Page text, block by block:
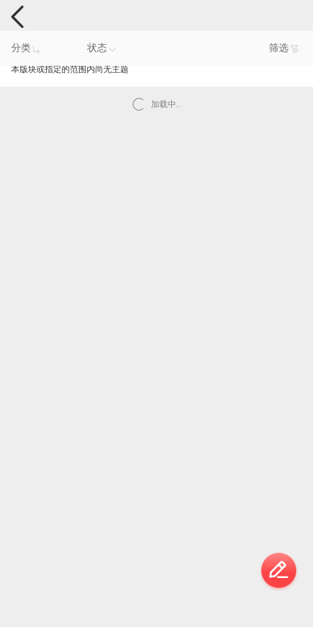
智能产品反馈
分类 状态 筛选
本版块或指定的范围内尚无主题
加载中..